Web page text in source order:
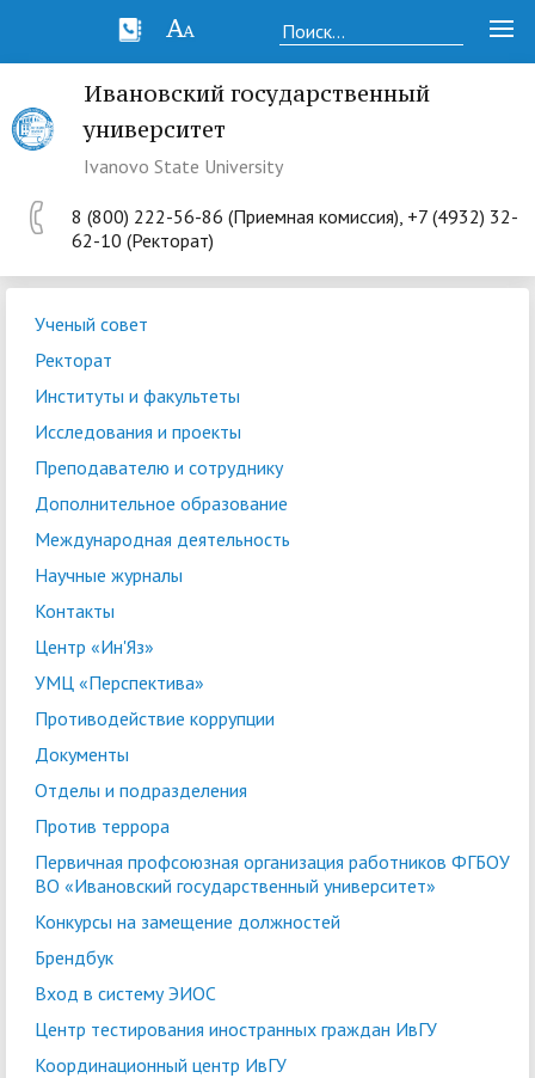
Ивановский государственный
университет
Ivanovo State University
8 (800) 222-56-86 (Приемная комиссия), +7 (4932) 32-
62-10 (Ректорат)
Ученый совет
Ректорат
Институты и факультеты
Исследования и проекты
Преподавателю и сотруднику
Дополнительное образование
Международная деятельность
Научные журналы
Контакты
Центр «Ин'Яз»
УМЦ «Перспектива»
Противодействие коррупции
Документы
Отделы и подразделения
Против террора
Первичная профсоюзная организация работников ФГБОУ
ВО «Ивановский государственный университет»
Конкурсы на замещение должностей
Брендбук
Вход в систему ЭИОС
Центр тестирования иностранных граждан ИвГУ
Координационный центр ИвГУ